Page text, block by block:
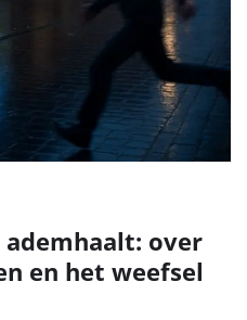
ademhaalt: over
en het weefsel